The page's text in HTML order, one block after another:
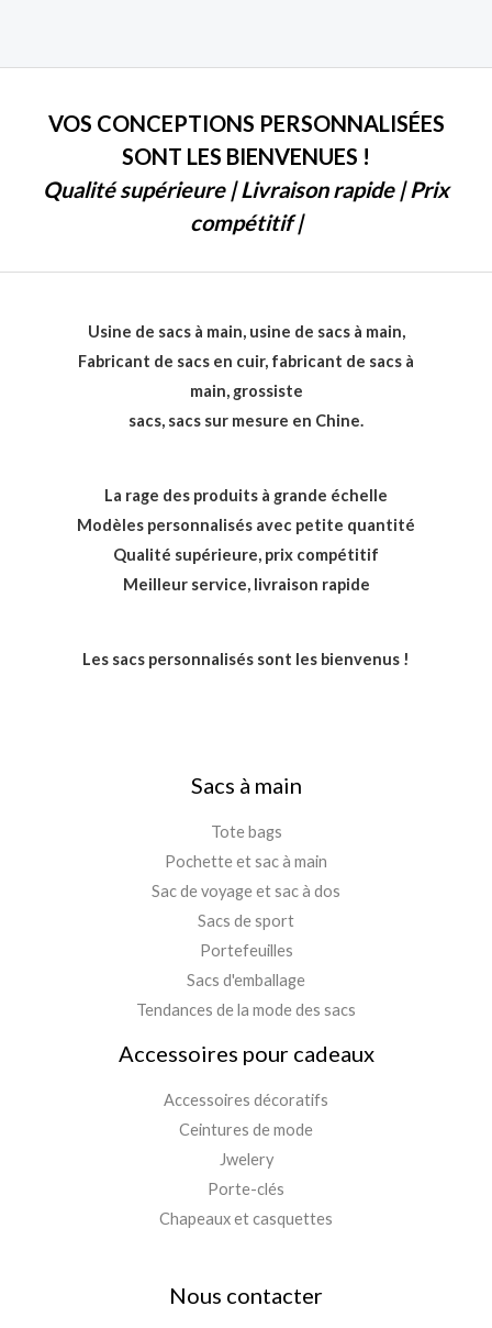
VOS CONCEPTIONS PERSONNALISÉES
SONT LES BIENVENUES !
Qualité supérieure | Livraison rapide | Prix
compétitif |
Usine de sacs à main, usine de sacs à main,
Fabricant de sacs en cuir, fabricant de sacs à
main, grossiste
sacs, sacs sur mesure en Chine.
La rage des produits à grande échelle
Modèles personnalisés avec petite quantité
Qualité supérieure, prix compétitif
Meilleur service, livraison rapide
Les sacs personnalisés sont les bienvenus !
Sacs à main
Tote bags
Pochette et sac à main
Sac de voyage et sac à dos
Sacs de sport
Portefeuilles
Sacs d'emballage
Tendances de la mode des sacs
Accessoires pour cadeaux
Accessoires décoratifs
Ceintures de mode
Jwelery
Porte-clés
Chapeaux et casquettes
Nous contacter